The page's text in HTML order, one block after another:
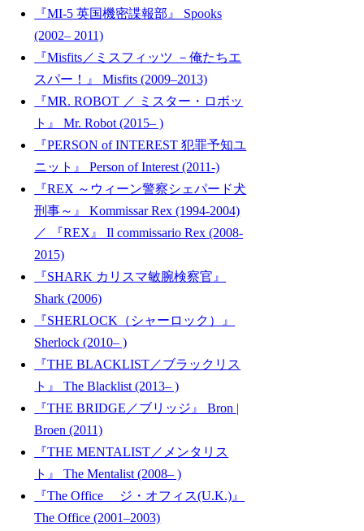
『MI-5 英国機密諜報部』 Spooks
(2002– 2011)
『Misfits／ミスフィッツ －俺たちエ
スパー！』 Misfits (2009–2013)
『MR. ROBOT ／ ミスター・ロボッ
ト』 Mr. Robot (2015– )
『PERSON of INTEREST 犯罪予知ユ
ニット』 Person of Interest (2011-)
『REX ～ウィーン警察シェパード犬
刑事～』 Kommissar Rex (1994-2004)
／ 『REX』 Il commissario Rex (2008-
2015)
『SHARK カリスマ敏腕検察官』
Shark (2006)
『SHERLOCK（シャーロック）』
Sherlock (2010– )
『THE BLACKLIST／ブラックリス
ト』 The Blacklist (2013– )
『THE BRIDGE／ブリッジ』 Bron |
Broen (2011)
『THE MENTALIST／メンタリス
ト』 The Mentalist (2008– )
『The Office ジ・オフィス(U.K.)』
The Office (2001–2003)